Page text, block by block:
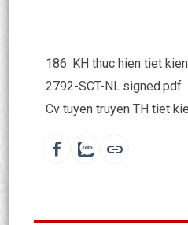
186. KH thuc hien tiet
2792-SCT-NL.signed.pdf
Cv tuyen truyen TH tiet